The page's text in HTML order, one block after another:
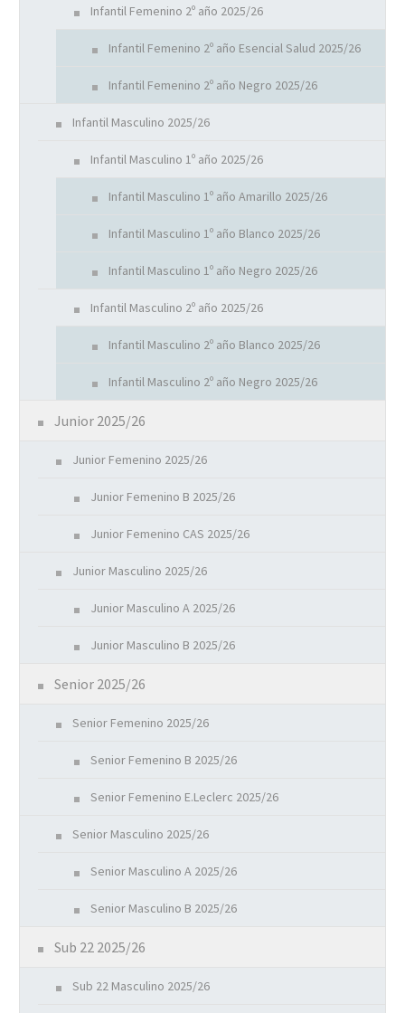
Infantil Femenino 2º año 2025/26
Infantil Femenino 2º año Esencial Salud 2025/26
Infantil Femenino 2º año Negro 2025/26
Infantil Masculino 2025/26
Infantil Masculino 1º año 2025/26
Infantil Masculino 1º año Amarillo 2025/26
Infantil Masculino 1º año Blanco 2025/26
Infantil Masculino 1º año Negro 2025/26
Infantil Masculino 2º año 2025/26
Infantil Masculino 2º año Blanco 2025/26
Infantil Masculino 2º año Negro 2025/26
Junior 2025/26
Junior Femenino 2025/26
Junior Femenino B 2025/26
Junior Femenino CAS 2025/26
Junior Masculino 2025/26
Junior Masculino A 2025/26
Junior Masculino B 2025/26
Senior 2025/26
Senior Femenino 2025/26
Senior Femenino B 2025/26
Senior Femenino E.Leclerc 2025/26
Senior Masculino 2025/26
Senior Masculino A 2025/26
Senior Masculino B 2025/26
Sub 22 2025/26
Sub 22 Masculino 2025/26